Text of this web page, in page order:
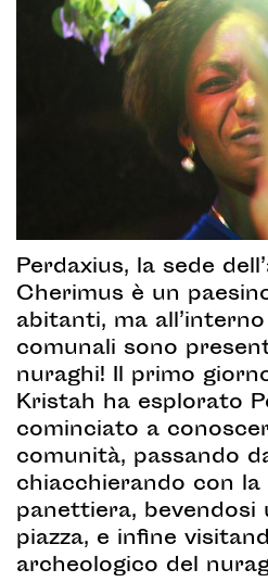
Perdaxius, la sede
Cherimus è un
abitanti, ma
comunali sono
nuraghi! Il primo
Kristah ha esplorato
cominciato a
comunità, passando
chiacchierando con
panettiera, bevendosi
piazza, e infine
archeologico del